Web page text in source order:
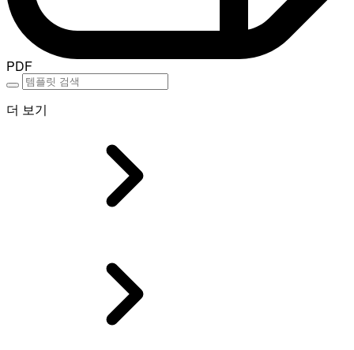
PDF
더 보기